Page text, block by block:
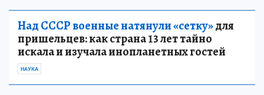
Над СССР военные натянули «сетку»для
пришельцев: как страна 13 лет тайно
искала и изучала инопланетных гостей
НАУКА